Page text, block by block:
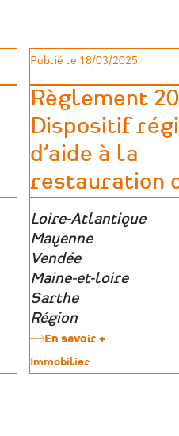
les
atouts
touristiques
et
du
territoire
Publié le 18/03/2025.
Règlement
Dispositif
d’aide à la
restauration
Zone
géographique
Loire-Atlantique
Mayenne
Vendée
Maine-et-loire
Sarthe
Région
En savoir +
Type
de
Immobilier